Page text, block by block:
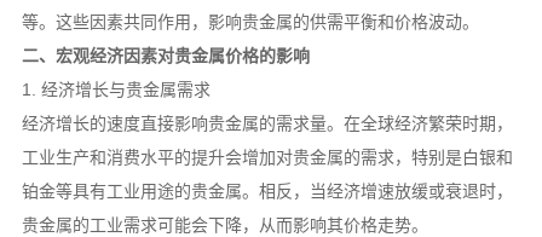
等。这些因素共同作用，影响贵金属的供需平衡和价格波动。
二、宏观经济因素对贵金属价格的影响
1. 经济增长与贵金属需求
经济增长的速度直接影响贵金属的需求量。在全球经济繁荣时期，
工业生产和消费水平的提升会增加对贵金属的需求，特别是白银和
铂金等具有工业用途的贵金属。相反，当经济增速放缓或衰退时，
贵金属的工业需求可能会下降，从而影响其价格走势。